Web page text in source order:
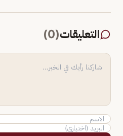
التعليقات(
0
)